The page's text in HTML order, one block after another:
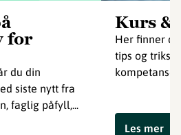
for
du din
siste nytt fra
faglig påfyll,...
Kurs &
Her finner
tips og triks
kompetanse
Les mer